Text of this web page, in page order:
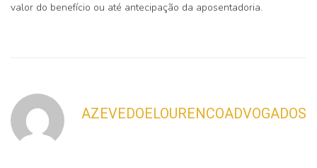
valor do benefício ou até antecipação da aposentadoria.
AZEVEDOELOURENCOADVOGADOS